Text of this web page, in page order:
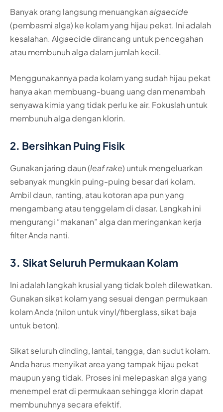
Banyak orang langsung menuangkanalgaecide
(pembasmi alga) ke kolam yang hijau pekat. Ini adalah
kesalahan. Algaecide dirancang untuk pencegahan
atau membunuh alga dalam jumlah kecil.
Menggunakannya pada kolam yang sudah hijau pekat
hanya akan membuang-buang uang dan menambah
senyawa kimia yang tidak perlu ke air. Fokuslah untuk
membunuh alga dengan klorin.
2. Bersihkan Puing Fisik
Gunakan jaring daun (leaf rake) untuk mengeluarkan
sebanyak mungkin puing-puing besar dari kolam.
Ambil daun, ranting, atau kotoran apa pun yang
mengambang atau tenggelam di dasar. Langkah ini
mengurangi “makanan” alga dan meringankan kerja
filter Anda nanti.
3. Sikat Seluruh Permukaan Kolam
Ini adalah langkah krusial yang tidak boleh dilewatkan.
Gunakan sikat kolam yang sesuai dengan permukaan
kolam Anda (nilon untuk vinyl/fiberglass, sikat baja
untuk beton).
Sikat seluruh dinding, lantai, tangga, dan sudut kolam.
Anda harus menyikat area yang tampak hijau pekat
maupun yang tidak. Proses ini melepaskan alga yang
menempel erat di permukaan sehingga klorin dapat
membunuhnya secara efektif.